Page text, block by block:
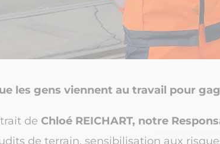
les gens viennent au travail pour
de Chloé REICHART, notre
de terrain, sensibilisation aux